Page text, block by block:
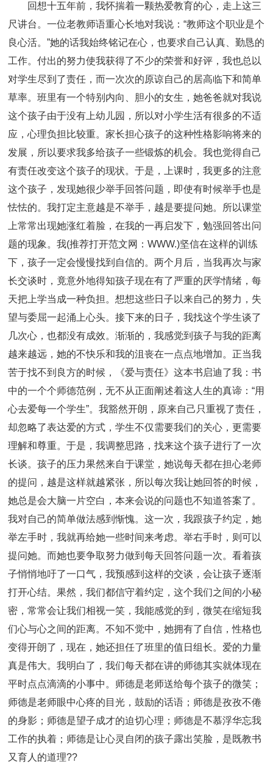
回想十五年前，我怀揣着一颗热爱教育的心，走上这三
尺讲台。一位老教师语重心长地对我说：“教师这个职业是个
良心活。”她的话我始终铭记在心，也要求自己认真、勤恳的
工作。付出的努力使我获得了不少的荣誉和好评，我也总以
对学生尽到了责任，而一次次的原谅自己的居高临下和简单
草率。班里有一个特别内向、胆小的女生，她爸爸就对我说
这个孩子由于没有上幼儿园，所以对小学生活有很多的不适
应，心理负担比较重。家长担心孩子的这种性格影响将来的
发展，所以要求我多给孩子一些锻炼的机会。我也觉得自己
有责任改变这个孩子的现状。于是，上课时，我更多的注意
这个孩子，发现她很少举手回答问题，即使有时候举手也是
怯怯的。我打定主意越是不举手，越是要提问她。所以课堂
上常常出现她涨红着脸，在我的一再启发下，勉强回答出问
题的现象。我(推荐打开范文网：WWW.)坚信在这样的训练
下，孩子一定会慢慢找到自信的。两个月后，当我再次与家
长交谈时，竟意外地得知孩子现在有了严重的厌学情绪，每
天把上学当成一种负担。想想这些日子以来自己的努力，失
望与委屈一起涌上心头。接下来的日子，我找这个学生谈了
几次心，也都没有成效。渐渐的，我感觉到孩子与我的距离
越来越远，她的不快乐和我的沮丧在一点点地增加。正当我
苦于找不到良方的时候，《爱与责任》这本书启迪了我：书
中的一个个师德范例，无不从正面阐述着这人生的真谛：“用
心去爱每一个学生”。我豁然开朗，原来自己只重视了责任，
却忽略了表达爱的方式，学生不仅需要我们的关心，更需要
理解和尊重。于是，我调整思路，找来这个孩子进行了一次
长谈。孩子的压力果然来自于课堂，她说每天都在担心老师
的提问，越是这样就越紧张，所以每次我让她回答的时候，
她总是会大脑一片空白，本来会说的问题也不知道答案了。
我对自己的简单做法感到惭愧。这一次，我跟孩子约定，她
举左手时，我就再给她一些时间来考虑。举右手时，则可以
提问她。而她也要争取努力做到每天回答问题一次。看着孩
子悄悄地吁了一口气，我预感到这样的交谈，会让孩子逐渐
打开心结。果然，我们都信守着约定，这个我们之间的小秘
密，常常会让我们相视一笑，我能感觉的到，微笑在缩短我
们心与心之间的距离。不知不觉中，她拥有了自信，性格也
变得开朗了，现在，她还担任了班里的值日组长。爱的力量
真是伟大。我明白了，我们每天都在讲的师德其实就体现在
平时点点滴滴的小事中。师德是老师送给每个孩子的微笑；
师德是老师眼中心疼的目光，鼓励的话语；师德是孜孜不倦
的身影；师德是望子成才的迫切心理；师德是不慕浮华忘我
工作的执着；师德是让心灵自闭的孩子露出笑脸，是既教书
又育人的道理??